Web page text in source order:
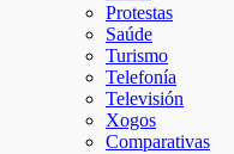
Protestas
Saúde
Turismo
Telefonía
Televisión
Xogos
Comparativas